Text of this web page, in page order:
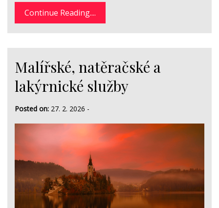
Continue Reading....
Malířské, natěračské a
lakýrnické služby
Posted on: 27. 2. 2026 -